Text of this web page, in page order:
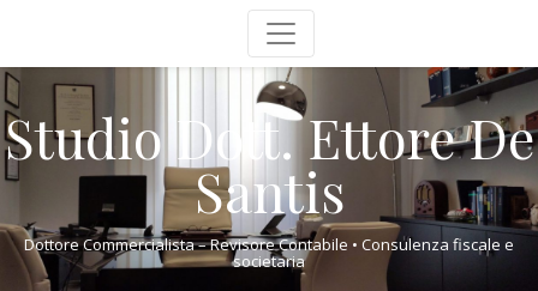
Studio Dott. Ettore De
Santis
Dottore Commercialista – Revisore Contabile • Consulenza fiscale e
societaria